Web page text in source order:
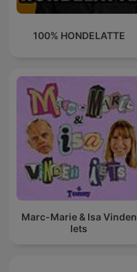
100% HONDELATTE
Marc-Marie & Isa Vinden
Iets